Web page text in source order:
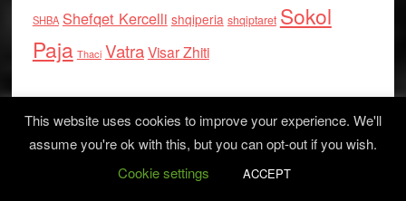
SHBA Shefqet Kercelli shqiperia shqiptaret Sokol
Paja Thaci VatraVisar Zhiti
Log in
This website uses cookies to improve your experience. We'll
assume you're ok with this, but you can opt-out if you wish.
Cookie settings
ACCEPT